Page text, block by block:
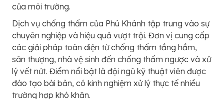
của môi trường.
Dịch vụ chống thấm của Phú Khánh tập trung vào sự
chuyên nghiệp và hiệu quả vượt trội. Đơn vị cung cấp
các giải pháp toàn diện từ chống thấm tầng hầm,
sân thượng, nhà vệ sinh đến chống thấm ngược và xử
lý vết nứt. Điểm nổi bật là đội ngũ kỹ thuật viên được
đào tạo bài bản, có kinh nghiệm xử lý thực tế nhiều
trường hợp khó khăn.